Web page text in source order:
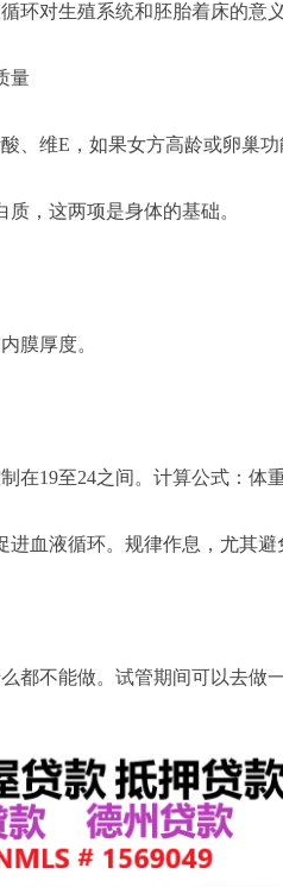
环对生殖系统和胚胎着床的意
量
、维E，如果女方高龄或卵巢
，这两项是身体的基础。
膜厚度。
在19至24之间。计算公式：体
进血液循环。规律作息，尤其
都不能做。试管期间可以去做